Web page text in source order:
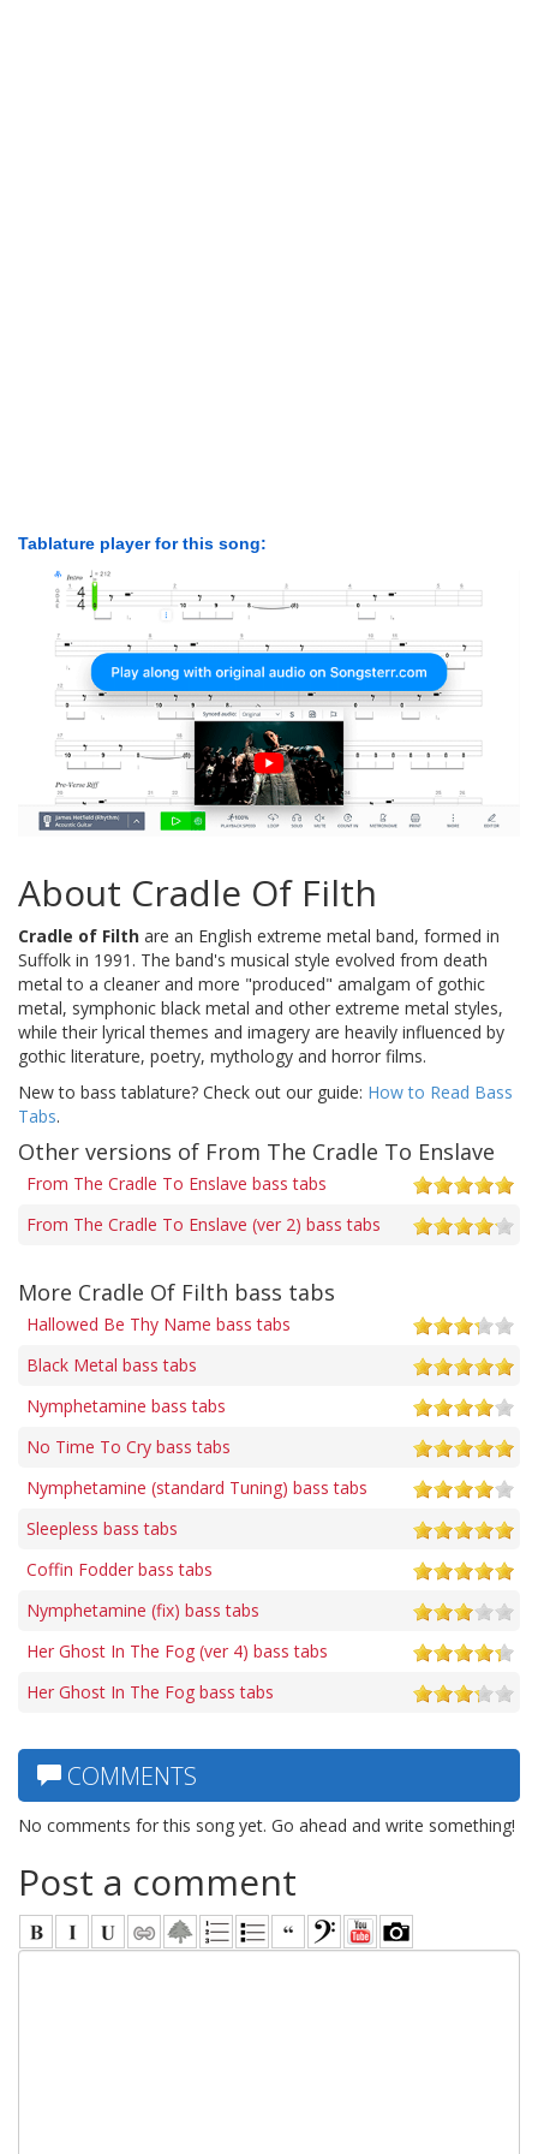
Tablature player for this song:
About Cradle Of Filth
Cradle of Filth are an English extreme metal band, formed in
Suffolk in 1991. The band's musical style evolved from death
metal to a cleaner and more "produced" amalgam of gothic
metal, symphonic black metal and other extreme metal styles,
while their lyrical themes and imagery are heavily influenced by
gothic literature, poetry, mythology and horror films.
New to bass tablature? Check out our guide: How to Read Bass
Tabs.
Other versions of From The Cradle To Enslave
From The Cradle To Enslave bass tabs
From The Cradle To Enslave (ver 2) bass tabs
More Cradle Of Filth bass tabs
Hallowed Be Thy Name bass tabs
Black Metal bass tabs
Nymphetamine bass tabs
No Time To Cry bass tabs
Nymphetamine (standard Tuning) bass tabs
Sleepless bass tabs
Coffin Fodder bass tabs
Nymphetamine (fix) bass tabs
Her Ghost In The Fog (ver 4) bass tabs
Her Ghost In The Fog bass tabs
COMMENTS
No comments for this song yet. Go ahead and write something!
Post a comment